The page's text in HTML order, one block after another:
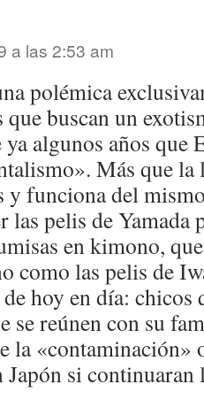
a las 2:53 am
polémica
que buscan un
ya algunos años
Más que la
y funciona del
las pelis de Yamada
en kimono,
como las pelis de
de hoy en día:
se reúnen con su
la «contaminación»
si continuaran